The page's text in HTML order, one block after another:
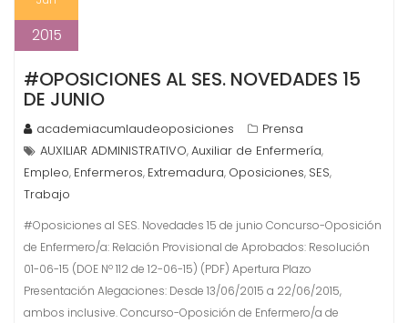
2015
#OPOSICIONES AL SES. NOVEDADES 15
DE JUNIO
academiacumlaudeoposiciones
Prensa
AUXILIAR ADMINISTRATIVO,Auxiliar de Enfermería,
Empleo, Enfermeros, Extremadura, Oposiciones, SES,
Trabajo
#Oposiciones al SES. Novedades 15 de junio Concurso-Oposición
de Enfermero/a: Relación Provisional de Aprobados: Resolución
01-06-15 (DOE Nº 112 de 12-06-15) (PDF) Apertura Plazo
Presentación Alegaciones: Desde 13/06/2015 a 22/06/2015,
ambos inclusive. Concurso-Oposición de Enfermero/a de